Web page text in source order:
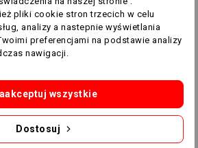
JH1289
pliki cookie stron trzecich w celu
analizy a nastepnie wyświetlania
preferencjami na podstawie analizy
nawigacji.
Dostosuj
wszystkie